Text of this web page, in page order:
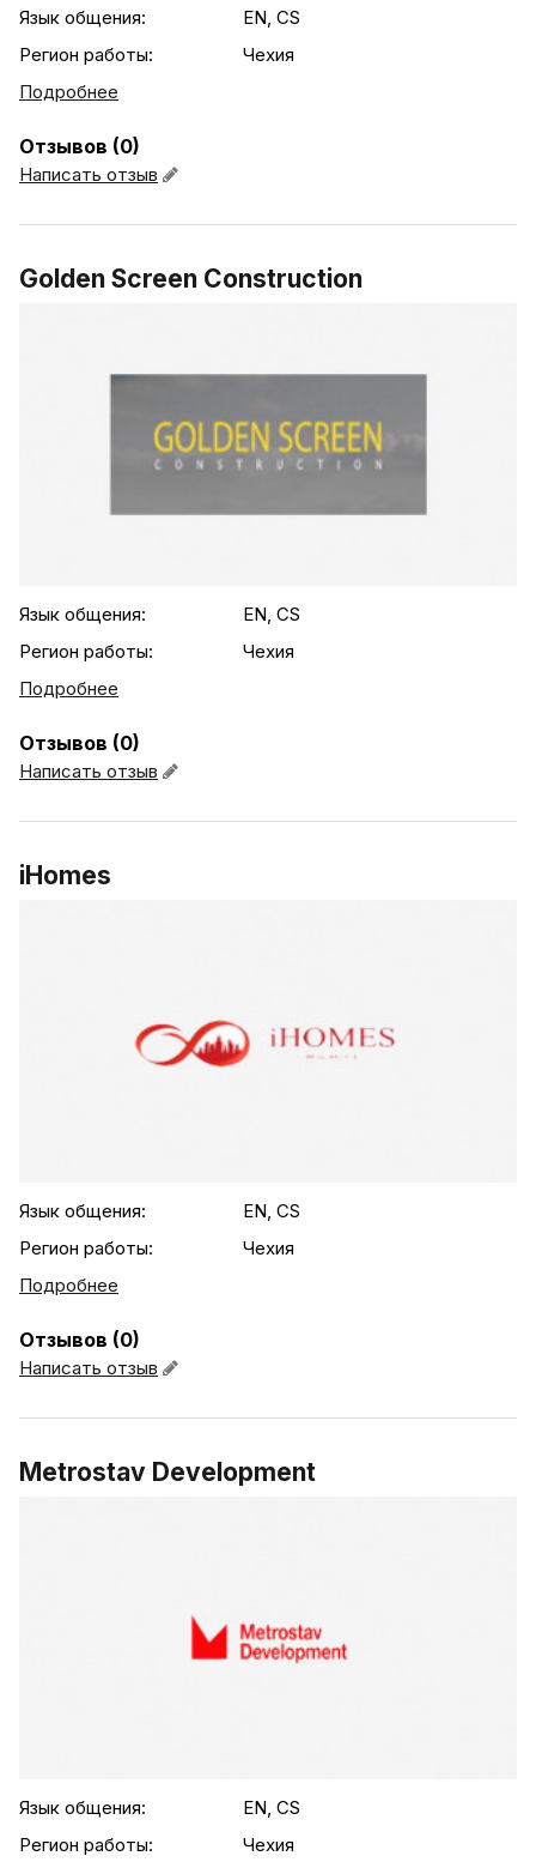
Язык общения:
EN, CS
Регион работы:
Чехия
Подробнее
Отзывов (0)
Написать отзыв
Golden Screen Construction
.agency-list-details
Язык общения:
EN, CS
Регион работы:
Чехия
Подробнее
Отзывов (0)
Написать отзыв
iHomes
.agency-list-details
Язык общения:
EN, CS
Регион работы:
Чехия
Подробнее
Отзывов (0)
Написать отзыв
Metrostav Development
.agency-list-details
Язык общения:
EN, CS
Регион работы:
Чехия